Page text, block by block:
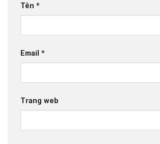
Tên *
Email *
Trang web